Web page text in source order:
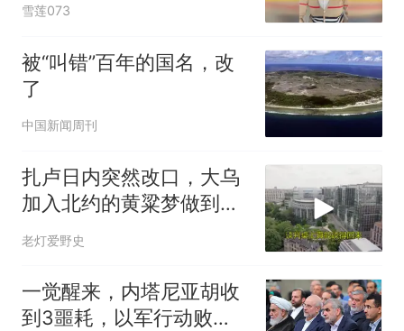
雪莲073
被“叫错”百年的国名，改
了
中国新闻周刊
扎卢日内突然改口，大乌
加入北约的黄粱梦做到头
了？
老灯爱野史
一觉醒来，内塔尼亚胡收
到3噩耗，以军行动败